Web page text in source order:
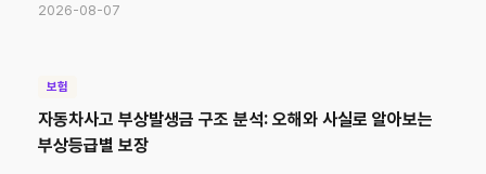
2026-08-07
보험
자동차사고 부상발생금 구조 분석: 오해와 사실로 알아보는
부상등급별 보장